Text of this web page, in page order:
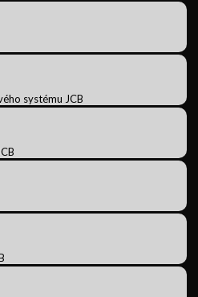
systému JCB